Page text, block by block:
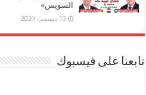
السويس»
13 ديسمبر، 2020
تابعنا على فيسبوك